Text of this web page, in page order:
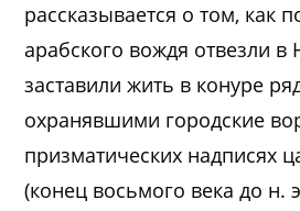
рассказывается о том, как
арабского вождя отвезли
заставили жить в конуре
охранявшими городские
призматических надписях
(конец восьмого века до н.